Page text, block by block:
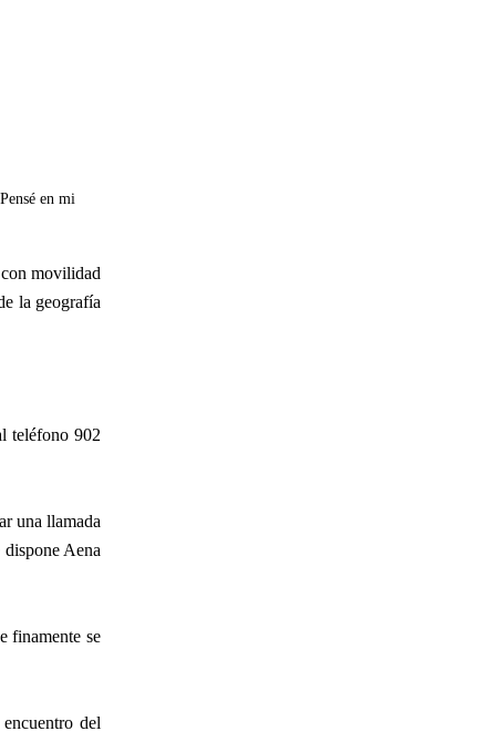
. Pensé en mi
movilidad
la geografía
teléfono 902
una llamada
Aena
finamente se
del